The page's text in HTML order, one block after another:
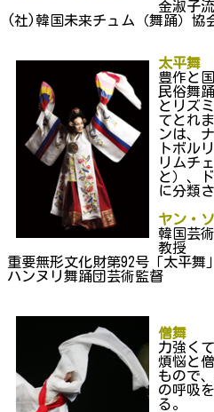
金淑子
(社)韓国未来チュム（舞踊）協
太平舞
豊作と
民俗舞
とリズ
てとれ
ンは、
トボル
リムチ
と）、
に分類
ヤン ・
韓国芸
教授
重要無形文化財第92号「太平舞
ハンヌリ舞踊団芸術監督
僧舞
力強く
煩悩と
もので
の呼吸
る。